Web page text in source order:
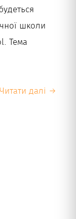
школи
Тема
Читати далі →